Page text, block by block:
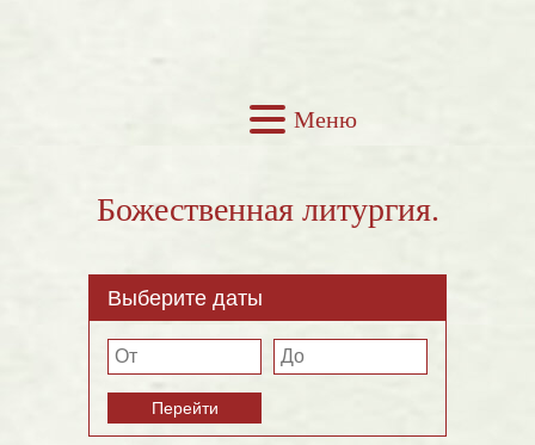
Меню
Божественная литургия.
Выберите даты
Перейти